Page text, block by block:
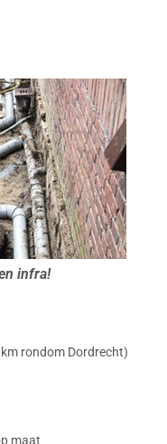
infra!
rondom Dordrecht)
maat